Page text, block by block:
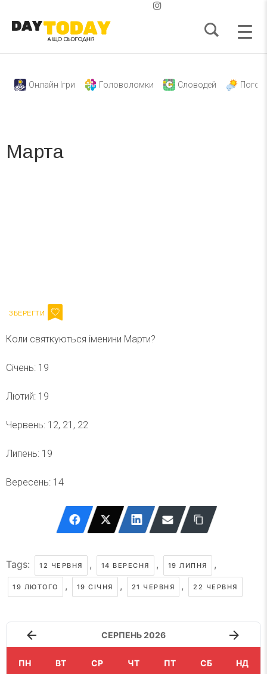
Онлайн Ігри Головоломки Словодей
Марта
Коли святкуються іменини Марти?
Січень: 19
Лютий: 19
Червень: 12, 21, 22
Липень: 19
Вересень: 14
Tags: 12 ЧЕРВНЯ , 14 ВЕРЕСНЯ , 19 ЛИПНЯ ,
19 ЛЮТОГО , 19 СІЧНЯ , 21 ЧЕРВНЯ , 22 ЧЕРВНЯ
СЕРПЕНЬ 2026
ПН ВТ СР ЧТ ПТ СБ НД